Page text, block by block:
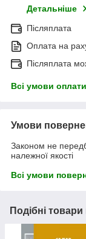
Детальніше
Післяплата
Оплата на
Післяплата
Всі умови оплати
Умови
Законом не
належної якості
Всі умови
Подібні товари